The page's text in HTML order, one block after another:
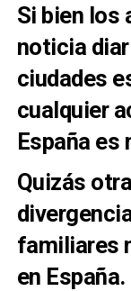
Si bien los
noticia
ciudades
cualquier
España es
Quizás
familiares
en